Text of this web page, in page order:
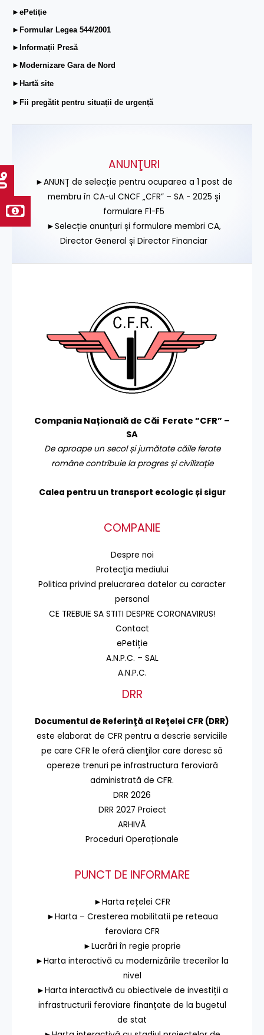
►ePetiție
►Formular Legea 544/2001
►Informații Presă
►Modernizare Gara de Nord
►Hartă site
►Fii pregătit pentru situații de urgență
ANUNŢURI
►ANUNȚ de selecție pentru ocuparea a 1 post de
membru în CA-ul CNCF „CFR” – SA - 2025 și
formulare F1-F5
►Selecție anunțuri și formulare membri CA,
Director General și Director Financiar
Compania Națională de Căi Ferate ”CFR” –
SA
De aproape un secol și jumătate căile ferate
române contribuie la progres și civilizație
Calea pentru un transport ecologic și sigur
COMPANIE
Despre noi
Protecţia mediului
Politica privind prelucrarea datelor cu caracter
personal
CE TREBUIE SA STITI DESPRE CORONAVIRUS!
Contact
ePetiție
A.N.P.C. – SAL
A.N.P.C.
DRR
Documentul de Referinţă al Reţelei CFR (DRR)
este elaborat de CFR pentru a descrie serviciile
pe care CFR le oferă clienţilor care doresc să
opereze trenuri pe infrastructura feroviară
administrată de CFR.
DRR 2026
DRR 2027 Proiect
ARHIVĂ
Proceduri Operaționale
PUNCT DE INFORMARE
►Harta rețelei CFR
►Harta – Cresterea mobilitatii pe reteaua
feroviara CFR
►Lucrări în regie proprie
►Harta interactivă cu modernizările trecerilor la
nivel
►Harta interactivă cu obiectivele de investiții a
infrastructurii feroviare finanțate de la bugetul
de stat